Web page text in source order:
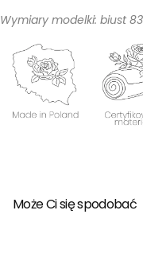
Wymiary modelki: biust
Może Ci się spodobać